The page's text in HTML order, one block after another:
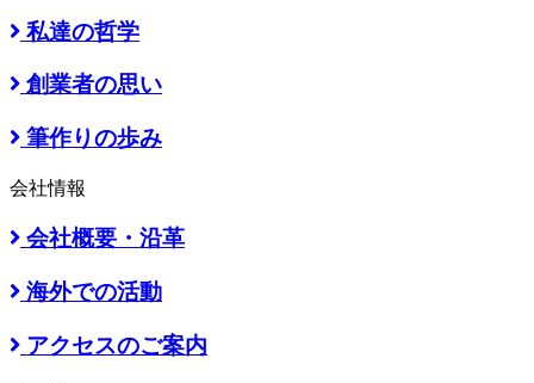
私達の哲学
創業者の思い
筆作りの歩み
会社情報
会社概要・沿革
海外での活動
アクセスのご案内